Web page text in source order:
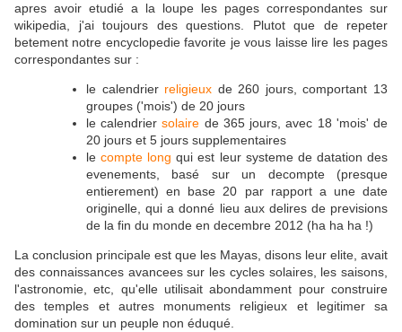
apres avoir etudié a la loupe les pages correspondantes sur
wikipedia, j'ai toujours des questions. Plutot que de repeter
betement notre encyclopedie favorite je vous laisse lire les pages
correspondantes sur :
le calendrier religieux de 260 jours, comportant 13
groupes ('mois') de 20 jours
le calendriersolaire de 365 jours, avec 18 'mois' de
20 jours et 5 jours supplementaires
lecompte long qui est leur systeme de datation des
evenements, basé sur un decompte (presque
entierement) en base 20 par rapport a une date
originelle, qui a donné lieu aux delires de previsions
de la fin du monde en decembre 2012 (ha ha ha !)
La conclusion principale est que les Mayas, disons leur elite, avait
des connaissances avancees sur les cycles solaires, les saisons,
l'astronomie, etc, qu'elle utilisait abondamment pour construire
des temples et autres monuments religieux et legitimer sa
domination sur un peuple non éduqué.